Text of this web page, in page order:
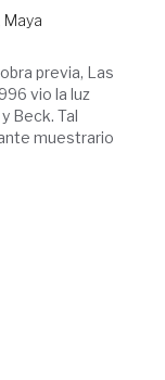
Maya
previa, Las
vio la luz
Beck. Tal
muestrario